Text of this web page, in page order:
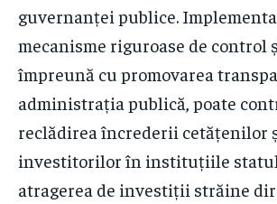
guvernanței publice.
mecanisme riguroase de control
împreună cu promovarea
administrația publică, poate
reclădirea încrederii cetățenilor
investitorilor în instituțiile
atragerea de investiții străine